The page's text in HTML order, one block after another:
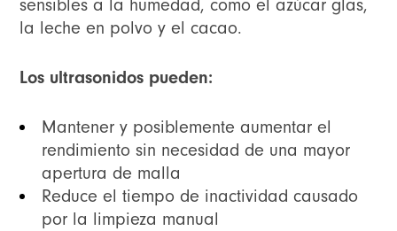
sensibles a la humedad, como el azúcar glas,
la leche en polvo y el cacao.
Los ultrasonidos pueden:
Mantener y posiblemente aumentar el
rendimiento sin necesidad de una mayor
apertura de malla
Reduce el tiempo de inactividad causado
por la limpieza manual